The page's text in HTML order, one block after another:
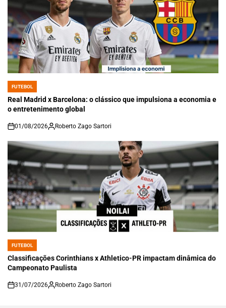
POSTED
IN
FUTEBOL
Real Madrid x Barcelona: o clássico que impulsiona a economia e
o entretenimento global
on
01/08/2026 Roberto Zago Sartori
POSTED
IN
FUTEBOL
Classificações Corinthians x Athletico-PR impactam dinâmica do
Campeonato Paulista
on
31/07/2026 Roberto Zago Sartori